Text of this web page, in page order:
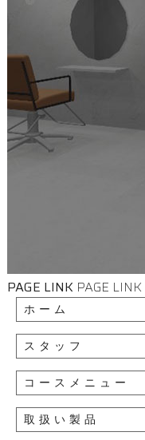
PAGE LINK PAGE LINK
ホーム
スタッフ
コースメニュー
取扱い製品